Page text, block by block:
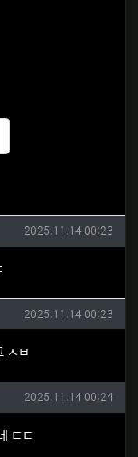
천
작성일
2025.11.14 00:23
작성일
2025.11.14 00:23
ㅅㅂ
작성일
2025.11.14 00:24
ㄷㄷ